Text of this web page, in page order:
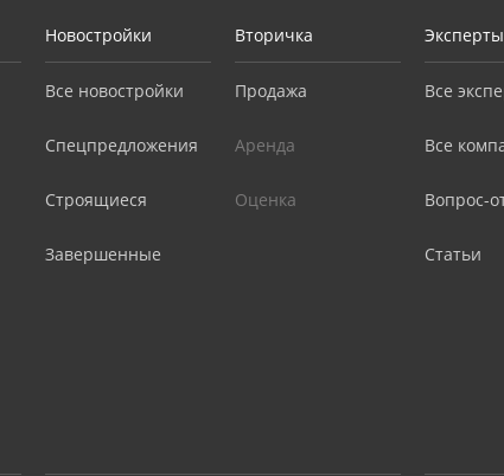
Новостройки
Все новостройки
Спецпредложения
Строящиеся
Завершенные
Вторичка
Продажа
Аренда
Оценка
Эксперты
Все
Все
Вопрос-
Статьи